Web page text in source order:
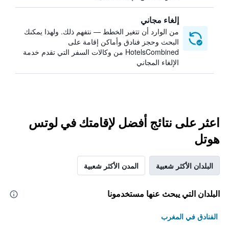
إلغاء مجاني
من الوارد أن تتغير الخطط — نتفهم ذلك. ولهذا يمكنك
البحث وحجز فنادق وأماكن إقامة على
HotelsCombined من وكالات السفر التي تقدم خدمة
الإلغاء المجاني
اعثر على نتائج أفضل لإقامتك في لوتس
هوتل
البلدان الأكثر شعبية المدن الأكثر شعبية
البلدان التي يبحث عنها مستخدمونا
الفنادق في المغرب